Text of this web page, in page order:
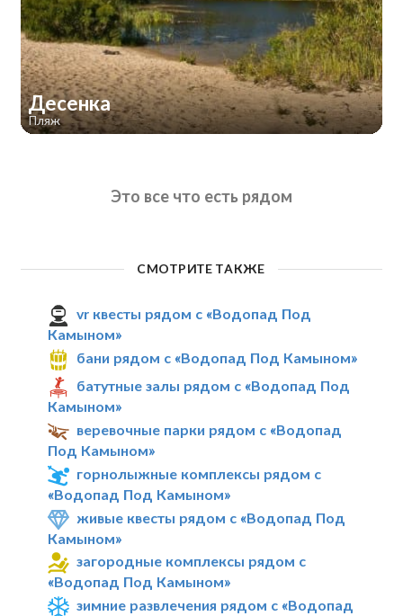
Десенка
Пляж
Это все что есть рядом
СМОТРИТЕ ТАКЖЕ
vr квесты рядом с «Водопад Под
Камыном»
бани рядом с «Водопад Под Камыном»
батутные залы рядом с «Водопад Под
Камыном»
веревочные парки рядом с «Водопад
Под Камыном»
горнолыжные комплексы рядом с
«Водопад Под Камыном»
живые квесты рядом с «Водопад Под
Камыном»
загородные комплексы рядом с
«Водопад Под Камыном»
зимние развлечения рядом с «Водопад